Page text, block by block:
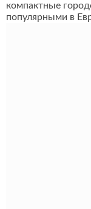
компактные
популярными в